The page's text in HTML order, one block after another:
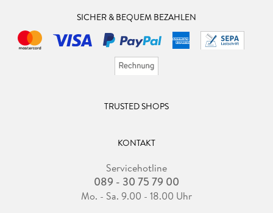
SICHER & BEQUEM BEZAHLEN
TRUSTED SHOPS
KONTAKT
Servicehotline
089 - 30 75 79 00
Mo. - Sa. 9.00 - 18.00 Uhr